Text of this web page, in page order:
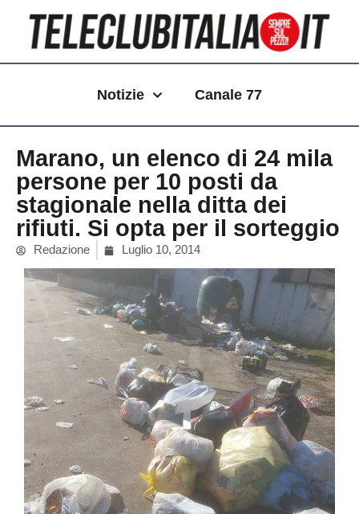
contenuto
Notizie Canale 77
Marano, un elenco di 24 mila
persone per 10 posti da
stagionale nella ditta dei
rifiuti. Si opta per il sorteggio
Redazione Luglio 10, 2014